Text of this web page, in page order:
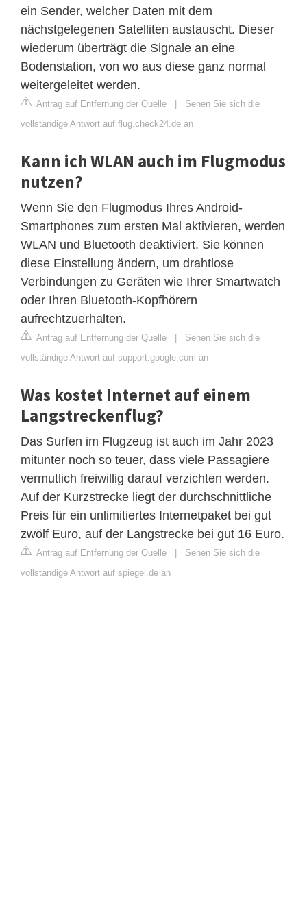
ein Sender, welcher Daten mit dem
nächstgelegenen Satelliten austauscht. Dieser
wiederum überträgt die Signale an eine
Bodenstation, von wo aus diese ganz normal
weitergeleitet werden.
Antrag auf Entfernung der Quelle | Sehen Sie sich die
vollständige Antwort auf flug.check24.de an
Kann ich WLAN auch im Flugmodus
nutzen?
Wenn Sie den Flugmodus Ihres Android-
Smartphones zum ersten Mal aktivieren, werden
WLAN und Bluetooth deaktiviert. Sie können
diese Einstellung ändern, um drahtlose
Verbindungen zu Geräten wie Ihrer Smartwatch
oder Ihren Bluetooth-Kopfhörern
aufrechtzuerhalten.
Antrag auf Entfernung der Quelle | Sehen Sie sich die
vollständige Antwort auf support.google.com an
Was kostet Internet auf einem
Langstreckenflug?
Das Surfen im Flugzeug ist auch im Jahr 2023
mitunter noch so teuer, dass viele Passagiere
vermutlich freiwillig darauf verzichten werden.
Auf der Kurzstrecke liegt der durchschnittliche
Preis für ein unlimitiertes Internetpaket bei gut
zwölf Euro, auf der Langstrecke bei gut 16 Euro.
Antrag auf Entfernung der Quelle | Sehen Sie sich die
vollständige Antwort auf spiegel.de an